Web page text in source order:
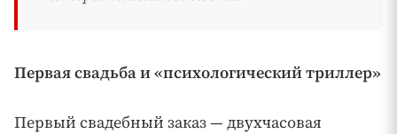
Первая свадьба и «психологический триллер»
Первый свадебный заказ — двухчасовая